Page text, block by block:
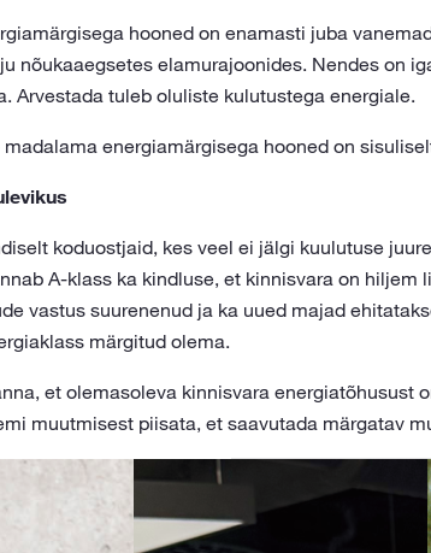
hooned on enamasti juba
nõukaaegsetes elamurajoonides. Nendes on
Arvestada tuleb oluliste kulutustega energiale.
energiamärgisega hooned on
koduostjaid, kes veel ei jälgi kuulutuse
A-klass ka kindluse, et kinnisvara on
vastus suurenenud ja ka uued majad
märgitud olema.
et olemasoleva kinnisvara energiatõhusust
muutmisest piisata, et saavutada märgatav